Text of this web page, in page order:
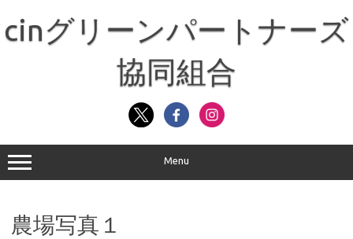
テ
ンcinグリーンパートナーズ
協同組合
Menu
農場写真１